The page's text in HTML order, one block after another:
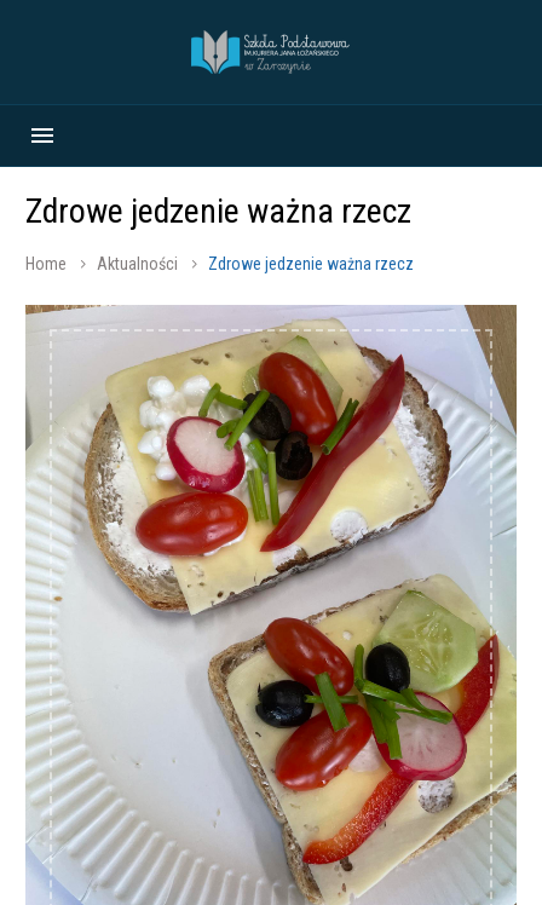
Zdrowe jedzenie ważna rzecz
Home Aktualności Zdrowe jedzenie ważna rzecz